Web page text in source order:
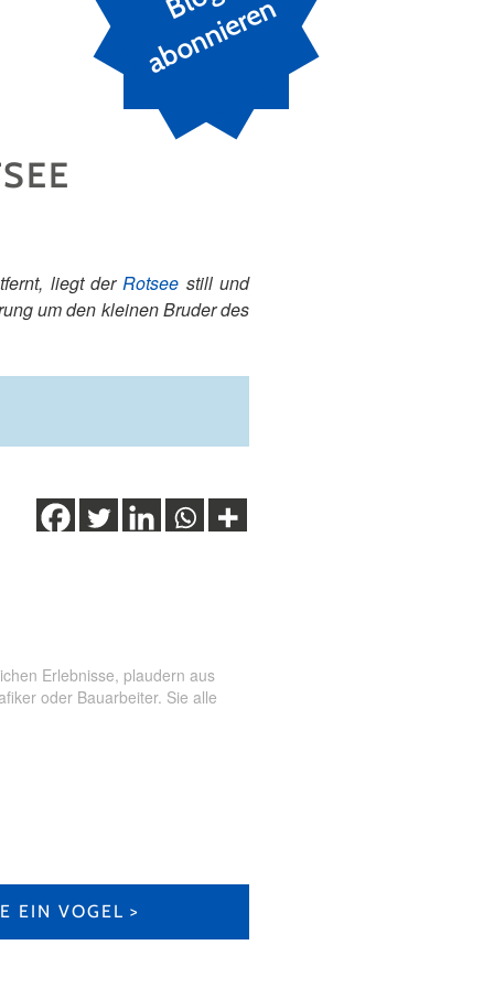
n
liegt derRotsee still und
um den kleinen Bruder des
Erlebnisse, plaudern aus
oder Bauarbeiter. Sie alle
EIN VOGEL